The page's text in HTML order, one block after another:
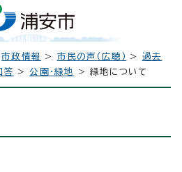
市政情報 > 市民の声（広聴） > 過去
答
>公園・緑地 > 緑地について